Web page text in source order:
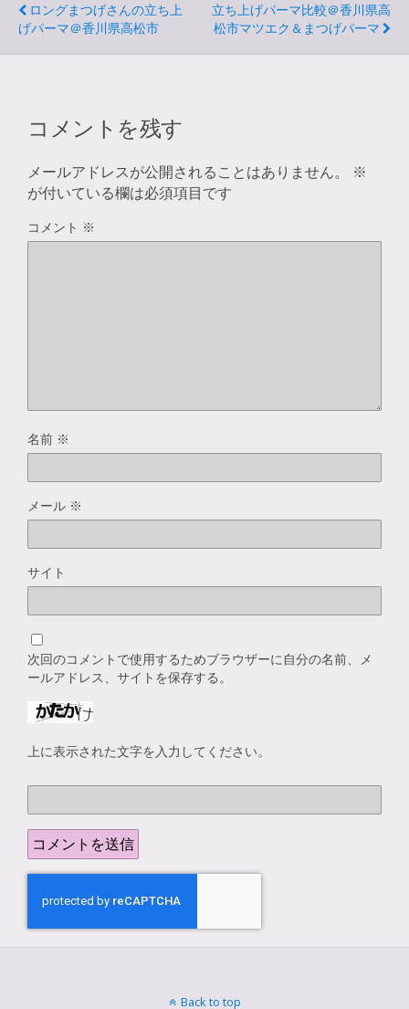
ロングまつげさんの立ち上
げパーマ＠香川県高松市
立ち上げパーマ比較＠香川県高
松市マツエク＆まつげパーマ
コメントを残す
メールアドレスが公開されることはありません。
※
が付いている欄は必須項目です
コメント ※
名前 ※
メール ※
サイト
次回のコメントで使用するためブラウザーに自分の名前、メ
ールアドレス、サイトを保存する。
上に表示された文字を入力してください。
Back to top